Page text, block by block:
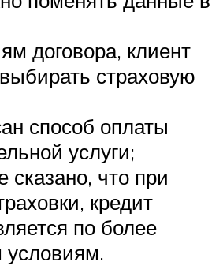
договора, клиент
страховую
способ оплаты
услуги;
сказано, что при
кредит
по более